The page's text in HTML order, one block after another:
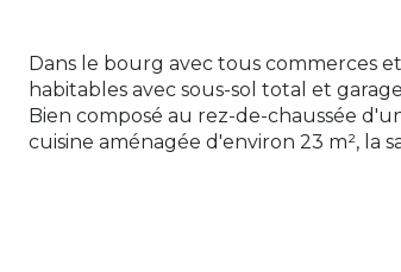
Dans le bourg avec tous commerces
habitables avec sous-sol total et
Bien composé au rez-de-chaussée
cuisine aménagée d'environ 23 m², la
m², un bureau de plus de 8 m² et 3
Un sous-sol total avec cave voutée,